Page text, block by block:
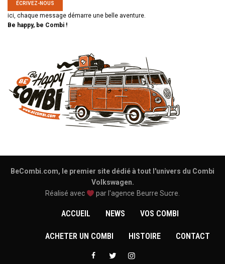
ÉCRIVEZ-NOUS
ici, chaque message démarre une belle aventure.
Be happy, be Combi !
BeCombi.com, le premier site dédié à tout l'univers du Combi
Volkswagen.
Réalisé avec
par l'agence Beurre Sucre.
ACCUEIL NEWS VOS COMBI
ACHETER UN COMBI HISTOIRE CONTACT